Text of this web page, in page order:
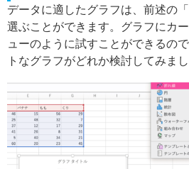
データに適したグラフは、前述の
選ぶことができます。グラフにカ
ューのように試すことができるの
トなグラフがどれか検討してみまし